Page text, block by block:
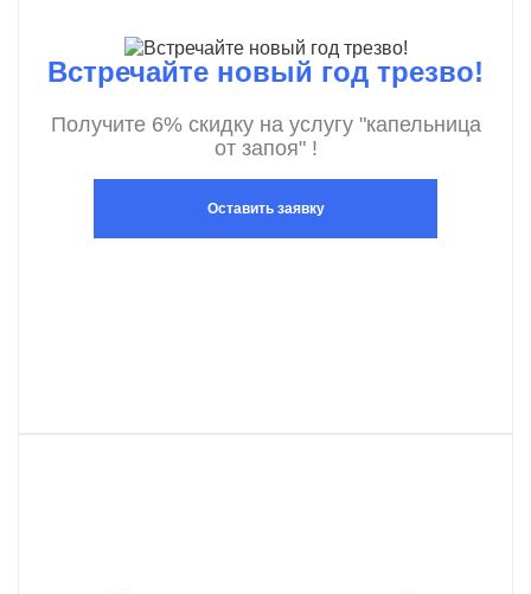
Встречайте новый год трезво!
Получите 6% скидку на услугу "капельница
от запоя" !
Оставить заявку